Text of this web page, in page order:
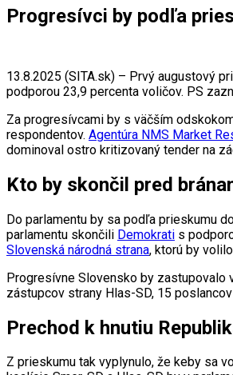
Progresívci by podľa
13.8.2025 (SITA.sk) – Prvý augustový
podporou 23,9 percenta voličov. PS
Za progresívcami by s väčším
respondentov. Agentúra NMS Market
dominoval ostro kritizovaný tender na
Kto by skončil pred
Do parlamentu by sa podľa prieskumu
parlamentu skončili Demokrati s
Slovenská národná strana, ktorú by
Progresívne Slovensko by zastupovalo
zástupcov strany Hlas-SD, 15
Prechod k hnutiu
Z prieskumu tak vyplynulo, že keby sa